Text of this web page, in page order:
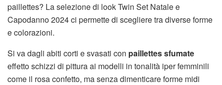
paillettes? La selezione di look Twin Set Natale e
Capodanno 2024 ci permette di scegliere tra diverse forme
e colorazioni.
Si va dagli abiti corti e svasati con paillettes sfumate
effetto schizzi di pittura ai modelli in tonalità iper femminili
come il rosa confetto, ma senza dimenticare forme midi